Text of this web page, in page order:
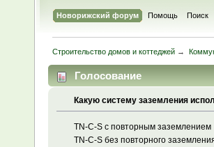
Новорижский форум Помощь Поиск
Строительство домов и коттеджей →
Голосование
Какую систему заземления
TN-C-S с повторным заземлением
TN-C-S без повторного